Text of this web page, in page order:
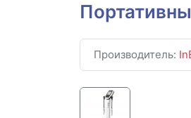
Производитель: